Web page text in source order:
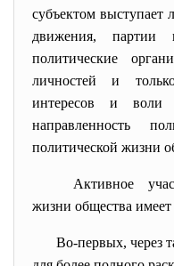
субъектом выступает
движения, партии
политические
личностей и
интересов и воли
направленность
политической жизни
Активное
жизни общества
Во-первых, через